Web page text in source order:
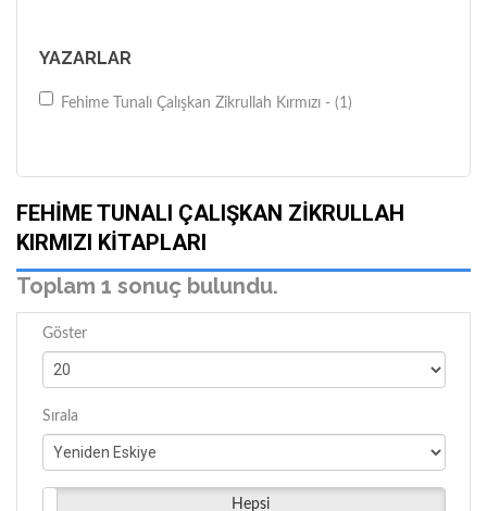
YAZARLAR
Fehime Tunalı Çalışkan Zikrullah Kırmızı - (1)
FEHIME TUNALI ÇALIŞKAN ZIKRULLAH
KIRMIZI KITAPLARI
Toplam 1 sonuç bulundu.
Göster
Sırala
Hepsi